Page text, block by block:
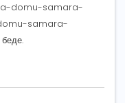
domu-samara-
samara-